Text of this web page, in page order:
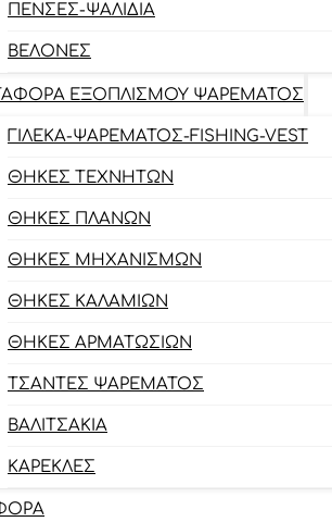
ΠΈΝΣΕΣ-ΨΑΛΊΔΙΑ
ΒΕΛΌΝΕΣ
ΕΞΟΠΛΙΣΜΟΎ ΨΑΡΈΜΑΤΟΣ
ΓΙΛΈΚΑ-ΨΑΡΈΜΑΤΟΣ-FISHING-VEST
ΘΉΚΕΣ ΤΕΧΝΗΤΏΝ
ΘΉΚΕΣ ΠΛΆΝΩΝ
ΘΉΚΕΣ ΜΗΧΑΝΙΣΜΏΝ
ΘΉΚΕΣ ΚΑΛΑΜΙΏΝ
ΘΉΚΕΣ ΑΡΜΑΤΩΣΙΏΝ
ΤΣΆΝΤΕΣ ΨΑΡΈΜΑΤΟΣ
ΒΑΛΙΤΣΆΚΙΑ
ΚΑΡΈΚΛΕΣ